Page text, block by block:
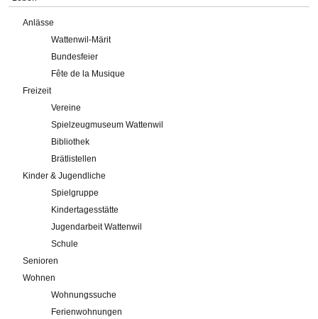
Anlässe
Wattenwil-Märit
Bundesfeier
Fête de la Musique
Freizeit
Vereine
Spielzeugmuseum Wattenwil
Bibliothek
Brätlistellen
Kinder & Jugendliche
Spielgruppe
Kindertagesstätte
Jugendarbeit Wattenwil
Schule
Senioren
Wohnen
Wohnungssuche
Ferienwohnungen